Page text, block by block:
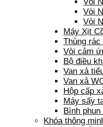
Vòi
Vòi
Vòi
Máy Xịt
Thùng
Vòi cảm
Bộ điều
Van xả
Van xả
Hộp cấp
Máy sấy
Bình
Khóa thông